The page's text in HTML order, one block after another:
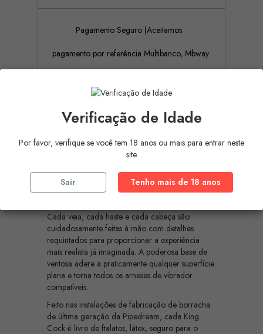
Pagamento Seguro (Aceitamos
pagamento por referência Multibanco, Mbway
mesma aparência do garanhão duro com quem
você sempre fantasiou? Pare de sonhar e desça
Cada veia, cada haste e cada cabeça são
cuidadosamente feitas à mão com detalhes
requintados para proporcionar a experiência
mais realista já imaginada. A poderosa base de
ventosa adere a praticamente qualquer superfície
plana e torna todos os arneses de vibrador
compatíveis.
Feito nas instalações de fabricação de borracha
de última geração da Pipedream, cada King
Cock é livre de ftalatos, látex, seguro para o
Verificação de Idade
Por favor, verifique se você tem 18 anos ou mais para entrar neste
site
Sair Tenho mais de 18 anos